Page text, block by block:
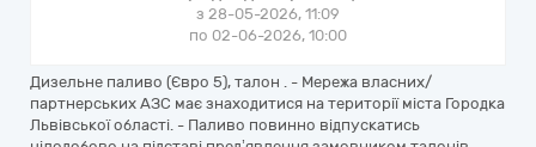
з 28-05-2026, 11:09
по 02-06-2026, 10:00
Дизельне паливо (Євро 5), талон . - Мережа власних/
партнерських АЗС має знаходитися на території міста Городка
Львівської області. - Паливо повинно відпускатись